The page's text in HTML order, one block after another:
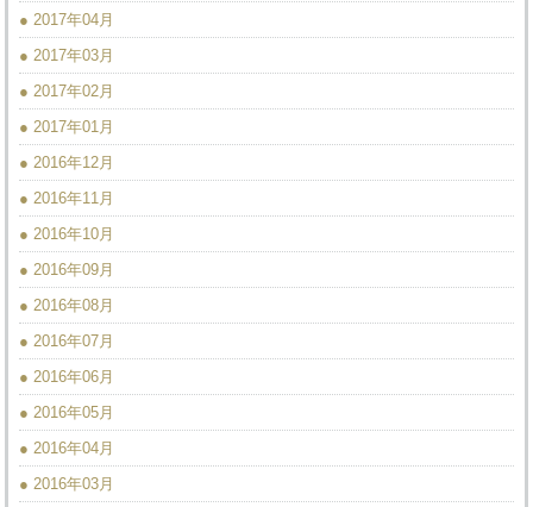
● 2017年04月
● 2017年03月
● 2017年02月
● 2017年01月
● 2016年12月
● 2016年11月
● 2016年10月
● 2016年09月
● 2016年08月
● 2016年07月
● 2016年06月
● 2016年05月
● 2016年04月
● 2016年03月